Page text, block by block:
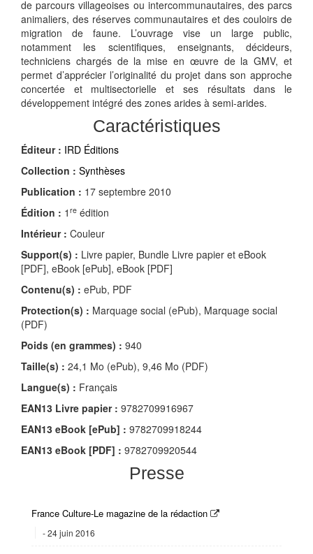
de parcours villageoises ou intercommunautaires, des parcs
animaliers, des réserves communautaires et des couloirs de
migration de faune. L’ouvrage vise un large public,
notamment les scientifiques, enseignants, décideurs,
techniciens chargés de la mise en œuvre de la GMV, et
permet d’apprécier l’originalité du projet dans son approche
concertée et multisectorielle et ses résultats dans le
développement intégré des zones arides à semi-arides.
Caractéristiques
Éditeur : IRD Éditions
Collection : Synthèses
Publication : 17 septembre 2010
Édition : 1 re édition
Intérieur : Couleur
Support(s) : Livre papier, Bundle Livre papier et eBook
[PDF], eBook [ePub], eBook [PDF]
Contenu(s) : ePub, PDF
Protection(s) : Marquage social (ePub), Marquage social
(PDF)
Poids (en grammes) : 940
Taille(s) : 24,1 Mo (ePub), 9,46 Mo (PDF)
Langue(s) : Français
EAN13 Livre papier : 9782709916967
EAN13 eBook [ePub] : 9782709918244
EAN13 eBook [PDF] : 9782709920544
Presse
France Culture-Le magazine de la rédaction
24 juin 2016